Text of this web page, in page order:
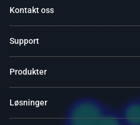
Kontakt oss
Support
Produkter
Løsninger